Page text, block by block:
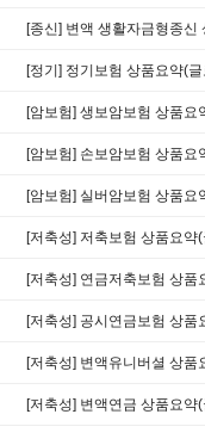
[종신] 변액 생활자금형종
[정기] 정기보험 상품요약(
[암보험] 생보암보험 상품
[암보험] 손보암보험 상품
[암보험] 실버암보험 상품
[저축성] 저축보험 상품요
[저축성] 연금저축보험 상
[저축성] 공시연금보험 상
[저축성] 변액유니버셜 상
[저축성] 변액연금 상품요